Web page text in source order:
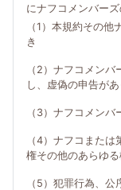
にナフコメンバーズ
（1）本規約その
き
（2）ナフコメン
し、虚偽の申告があ
（3）ナフコメンバ
（4）ナフコまた
権その他のあらゆ
（5）犯罪行為、